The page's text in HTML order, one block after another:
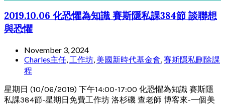
2019.10.06 化恐懼為知識 賽斯隱私課384節 談聯想
與恐懼
November 3, 2024
Charles主任, 工作坊, 美國新時代基金會,賽斯隱私刪除課
程
星期日 (10/06/2019) 下午14:00-17:00 化恐懼為知識 賽斯隱
私課384節-星期日免費工作坊 洛杉磯 查老師 博客來-一個美